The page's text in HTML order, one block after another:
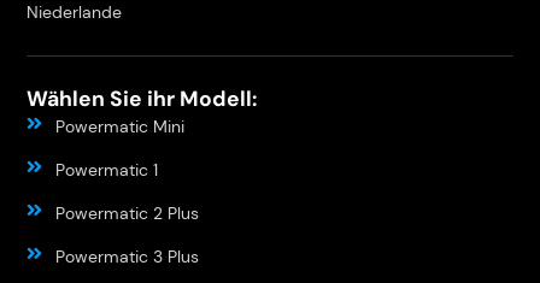
Niederlande
Wählen Sie ihr Modell:
Powermatic Mini
Powermatic 1
Powermatic 2 Plus
Powermatic 3 Plus